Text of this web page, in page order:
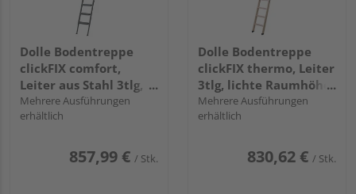
Dolle Bodentreppe
clickFIX comfort,
Leiter aus Stahl 3tlg,
lichte Raumhöhe bis
264 cm
Mehrere Ausführungen
erhältlich
857,99 € / Stk.
Dolle Bodentreppe
clickFIX thermo, Leiter
3tlg, lichte Raumhöhe
bis 274 cm
Mehrere Ausführungen
erhältlich
830,62 € / Stk.